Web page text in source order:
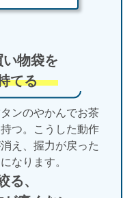
物袋を
てる
ンのやかんでお茶
つ。こうした動作
え、握力が戻った
なります。
る、